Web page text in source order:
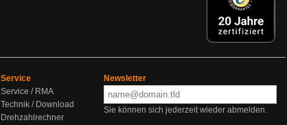
Service
Service / RMA
Technik / Download
Drehzahlrechner
Newsletter
Sie können sich jederzeit wieder abmelden.